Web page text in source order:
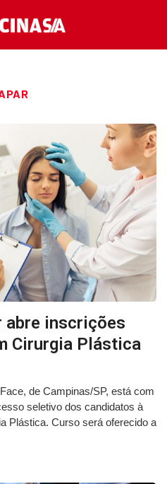
abre inscrições
Cirurgia Plástica
de Campinas/SP, está com
seletivo dos candidatos à
Plástica. Curso será oferecido a